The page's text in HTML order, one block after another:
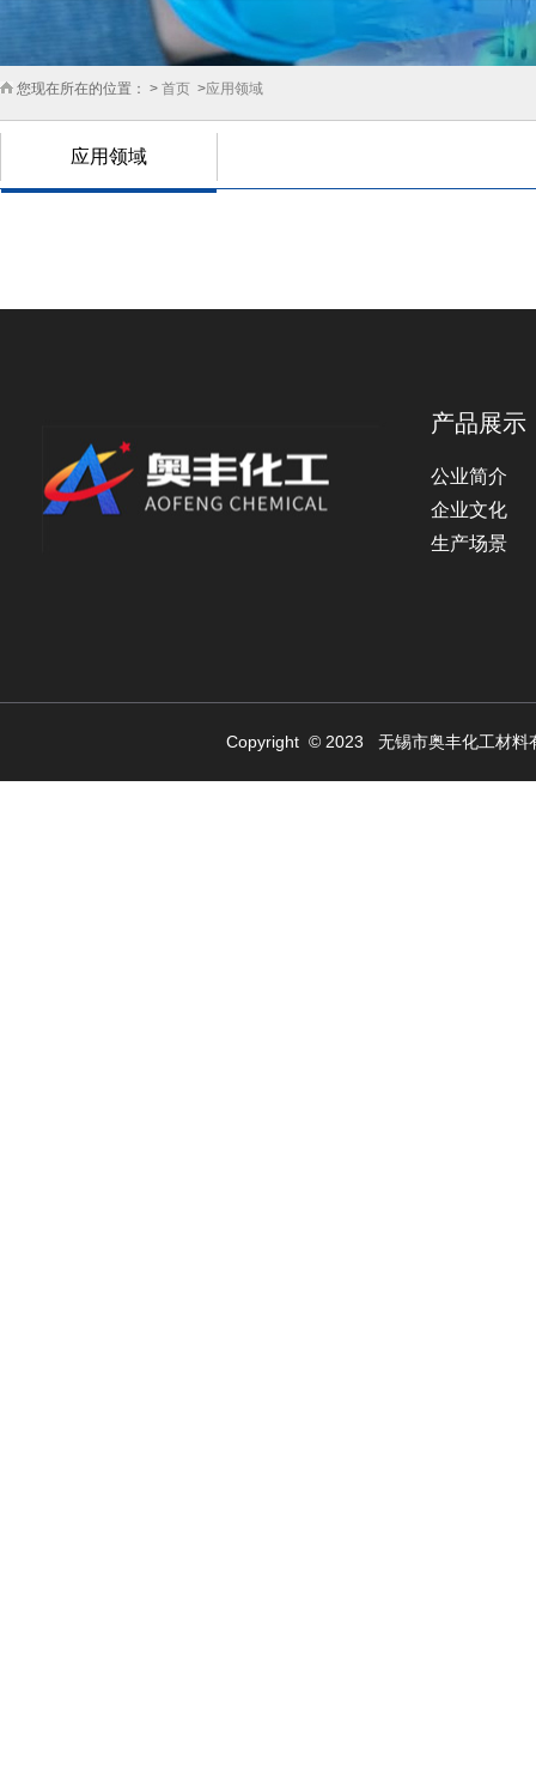
您现在所在的位置： > 首页 >应用领域
应用领域
产品展示
公业简介
企业文化
生产场景
Copyright © 2023 无锡市奥丰化工材